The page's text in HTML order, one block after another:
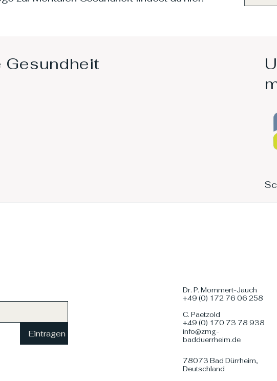
Gesundheit
Eintragen
Dr. P. Mommert-Jauch
+49 (0) 172 76 06 258
C. Paetzold
+49 (0) 170 73 78 938
info@zmg-
badduerrheim.de
78073 Bad Dürrheim,
Deutschland